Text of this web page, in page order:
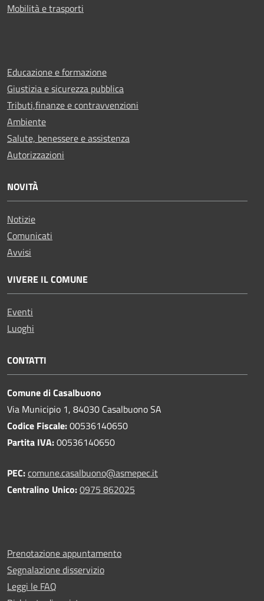
Mobilità e trasporti
Educazione e formazione
Giustizia e sicurezza pubblica
Tributi,finanze e contravvenzioni
Ambiente
Salute, benessere e assistenza
Autorizzazioni
NOVITÀ
Notizie
Comunicati
Avvisi
VIVERE IL COMUNE
Eventi
Luoghi
CONTATTI
Comune di Casalbuono
Via Municipio 1, 84030 Casalbuono SA
Codice Fiscale:00536140650
Partita IVA:00536140650
PEC:comune.casalbuono@asmepec.it
Centralino Unico:0975 862025
Prenotazione appuntamento
Segnalazione disservizio
Leggi le FAQ